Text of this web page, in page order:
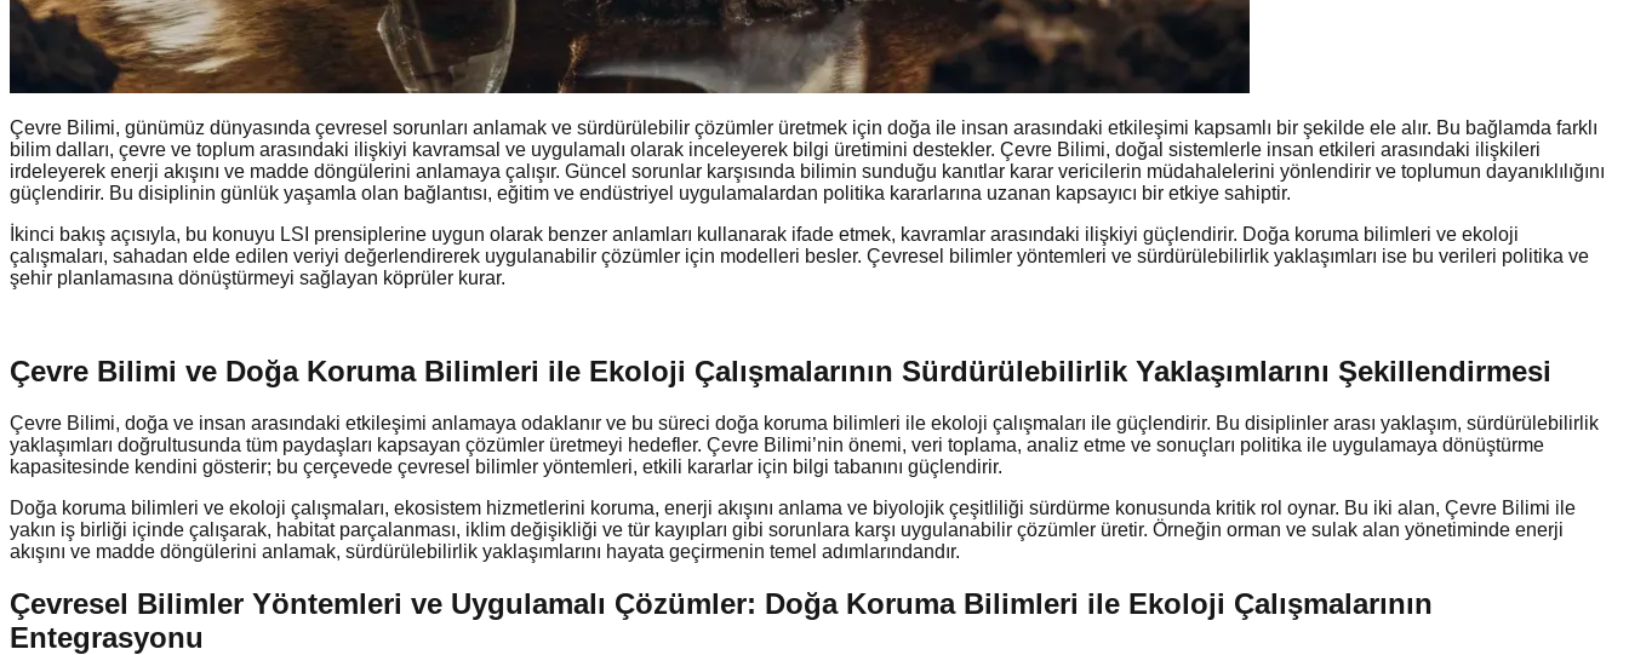
Çevre Bilimi, günümüz dünyasında çevresel sorunları anlamak ve sürdürülebilir çözümler üretmek için doğa ile insan arasındaki etkileşimi kapsamlı bir şekilde ele alır. Bu bağlamda farklı
bilim dalları, çevre ve toplum arasındaki ilişkiyi kavramsal ve uygulamalı olarak inceleyerek bilgi üretimini destekler. Çevre Bilimi, doğal sistemlerle insan etkileri arasındaki ilişkileri
irdeleyerek enerji akışını ve madde döngülerini anlamaya çalışır. Güncel sorunlar karşısında bilimin sunduğu kanıtlar karar vericilerin müdahalelerini yönlendirir ve toplumun dayanıklılığını
güçlendirir. Bu disiplinin günlük yaşamla olan bağlantısı, eğitim ve endüstriyel uygulamalardan politika kararlarına uzanan kapsayıcı bir etkiye sahiptir.
İkinci bakış açısıyla, bu konuyu LSI prensiplerine uygun olarak benzer anlamları kullanarak ifade etmek, kavramlar arasındaki ilişkiyi güçlendirir. Doğa koruma bilimleri ve ekoloji
çalışmaları, sahadan elde edilen veriyi değerlendirerek uygulanabilir çözümler için modelleri besler. Çevresel bilimler yöntemleri ve sürdürülebilirlik yaklaşımları ise bu verileri politika ve
şehir planlamasına dönüştürmeyi sağlayan köprüler kurar.
Çevre Bilimi ve Doğa Koruma Bilimleri ile Ekoloji Çalışmalarının Sürdürülebilirlik Yaklaşımlarını Şekillendirmesi
Çevre Bilimi, doğa ve insan arasındaki etkileşimi anlamaya odaklanır ve bu süreci doğa koruma bilimleri ile ekoloji çalışmaları ile güçlendirir. Bu disiplinler arası yaklaşım, sürdürülebilirlik
yaklaşımları doğrultusunda tüm paydaşları kapsayan çözümler üretmeyi hedefler. Çevre Bilimi’nin önemi, veri toplama, analiz etme ve sonuçları politika ile uygulamaya dönüştürme
kapasitesinde kendini gösterir; bu çerçevede çevresel bilimler yöntemleri, etkili kararlar için bilgi tabanını güçlendirir.
Doğa koruma bilimleri ve ekoloji çalışmaları, ekosistem hizmetlerini koruma, enerji akışını anlama ve biyolojik çeşitliliği sürdürme konusunda kritik rol oynar. Bu iki alan, Çevre Bilimi ile
yakın iş birliği içinde çalışarak, habitat parçalanması, iklim değişikliği ve tür kayıpları gibi sorunlara karşı uygulanabilir çözümler üretir. Örneğin orman ve sulak alan yönetiminde enerji
akışını ve madde döngülerini anlamak, sürdürülebilirlik yaklaşımlarını hayata geçirmenin temel adımlarındandır.
Çevresel Bilimler Yöntemleri ve Uygulamalı Çözümler: Doğa Koruma Bilimleri ile Ekoloji Çalışmalarının
Entegrasyonu